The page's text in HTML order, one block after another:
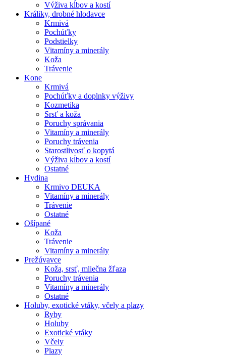
Výživa kĺbov a kostí
Králiky, drobné hlodavce
Krmivá
Pochúťky
Podstielky
Vitamíny a minerály
Koža
Trávenie
Kone
Krmivá
Pochúťky a doplnky výživy
Kozmetika
Srsť a koža
Poruchy správania
Vitamíny a minerály
Poruchy trávenia
Starostlivosť o kopytá
Výživa kĺbov a kostí
Ostatné
Hydina
Krmivo DEUKA
Vitamíny a minerály
Trávenie
Ostatné
Ošípané
Koža
Trávenie
Vitamíny a minerály
Prežúvavce
Koža, srsť, mliečna žľaza
Poruchy trávenia
Vitamíny a minerály
Ostatné
Holuby, exotické vtáky, včely a plazy
Ryby
Holuby
Exotické vtáky
Včely
Plazy